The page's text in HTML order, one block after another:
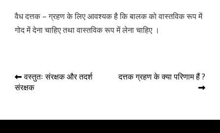
वैध दत्तक – ग्रहण के लिए आवश्यक है कि बालक को वास्तविक रूप में
गोद में देना चाहिए तथा वास्तविक रूप में लेना चाहिए ।
Post
navigation
वस्तुतः संरक्षक और तदर्श
संरक्षक
दत्तक ग्रहण के क्या परिणाम हैं ?